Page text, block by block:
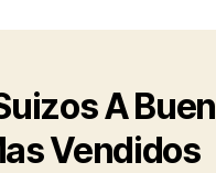
A Buen
Vendidos